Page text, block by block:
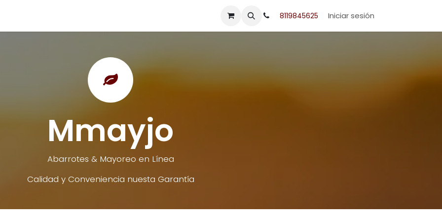
Contacto 8119845625 Iniciar sesión
Mmayjo
Abarrotes & Mayoreo en Línea
Calidad y Conveniencia nuesta Garantía